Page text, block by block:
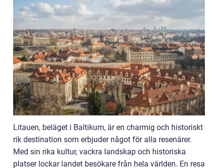
Litauen, beläget i Baltikum, är en charmig och historiskt
rik destination som erbjuder något för alla resenärer.
Med sin rika kultur, vackra landskap och historiska
platser lockar landet besökare från hela världen. En resa